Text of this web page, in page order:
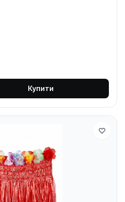
Купити